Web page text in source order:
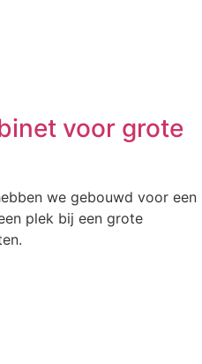
voor grote
we gebouwd voor een
plek bij een grote